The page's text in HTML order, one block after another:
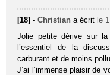
[18] -Christian a écrit le
Jolie petite dérive sur
l’essentiel de la
carburant et de moins
J’ai l’immense plaisir de